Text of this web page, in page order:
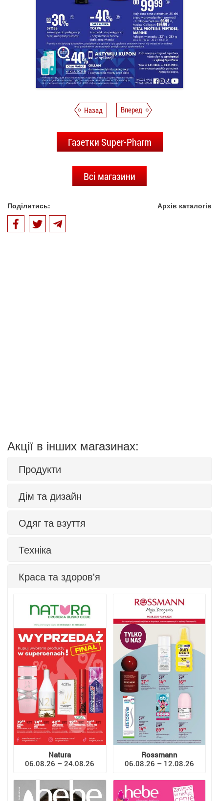
Назад Вперед
Газетки Super-Pharm
Всі магазини
Поділитись: Архів каталогів
Акції в інших магазинах:
Продукти
Дім та дизайн
Одяг та взуття
Техніка
Краса та здоров'я
Natura
06.08.26 – 24.08.26
Rossmann
06.08.26 – 12.08.26